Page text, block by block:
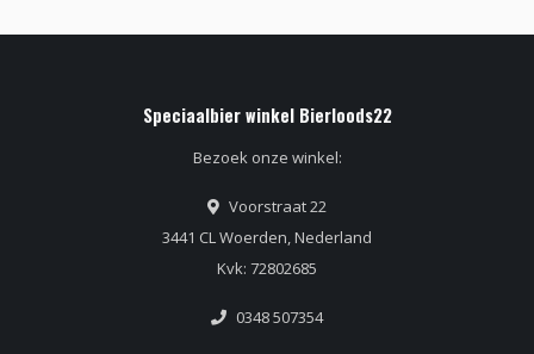
Speciaalbier winkel Bierloods22
Bezoek onze winkel:
Voorstraat 22
3441 CL Woerden, Nederland
Kvk: 72802685
0348 507354